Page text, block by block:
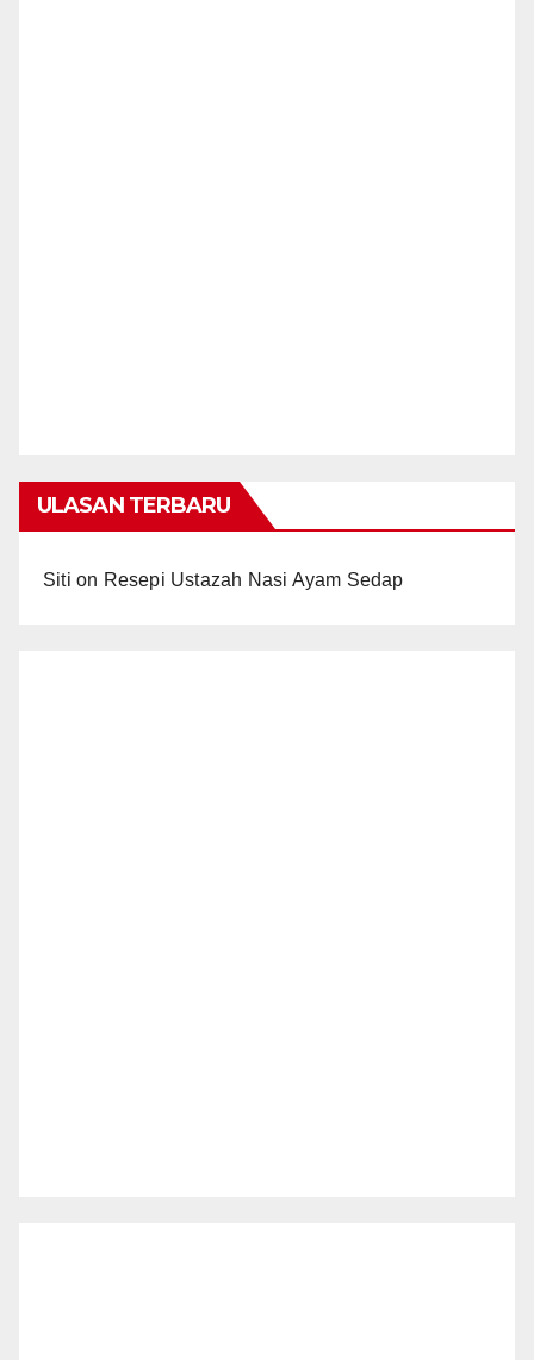
ULASAN TERBARU
Siti on Resepi Ustazah Nasi Ayam Sedap